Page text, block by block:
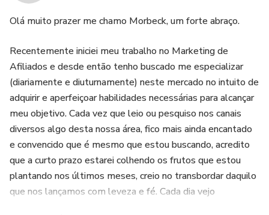
Olá muito prazer me chamo Morbeck, um forte abraço.
Recentemente iniciei meu trabalho no Marketing de
Afiliados e desde então tenho buscado me especializar
(diariamente e diuturnamente) neste mercado no intuito de
adquirir e aperfeiçoar habilidades necessárias para alcançar
meu objetivo. Cada vez que leio ou pesquiso nos canais
diversos algo desta nossa área, fico mais ainda encantado
e convencido que é mesmo que estou buscando, acredito
que a curto prazo estarei colhendo os frutos que estou
plantando nos últimos meses, creio no transbordar daquilo
que nos lançamos com leveza e fé. Cada dia vejo